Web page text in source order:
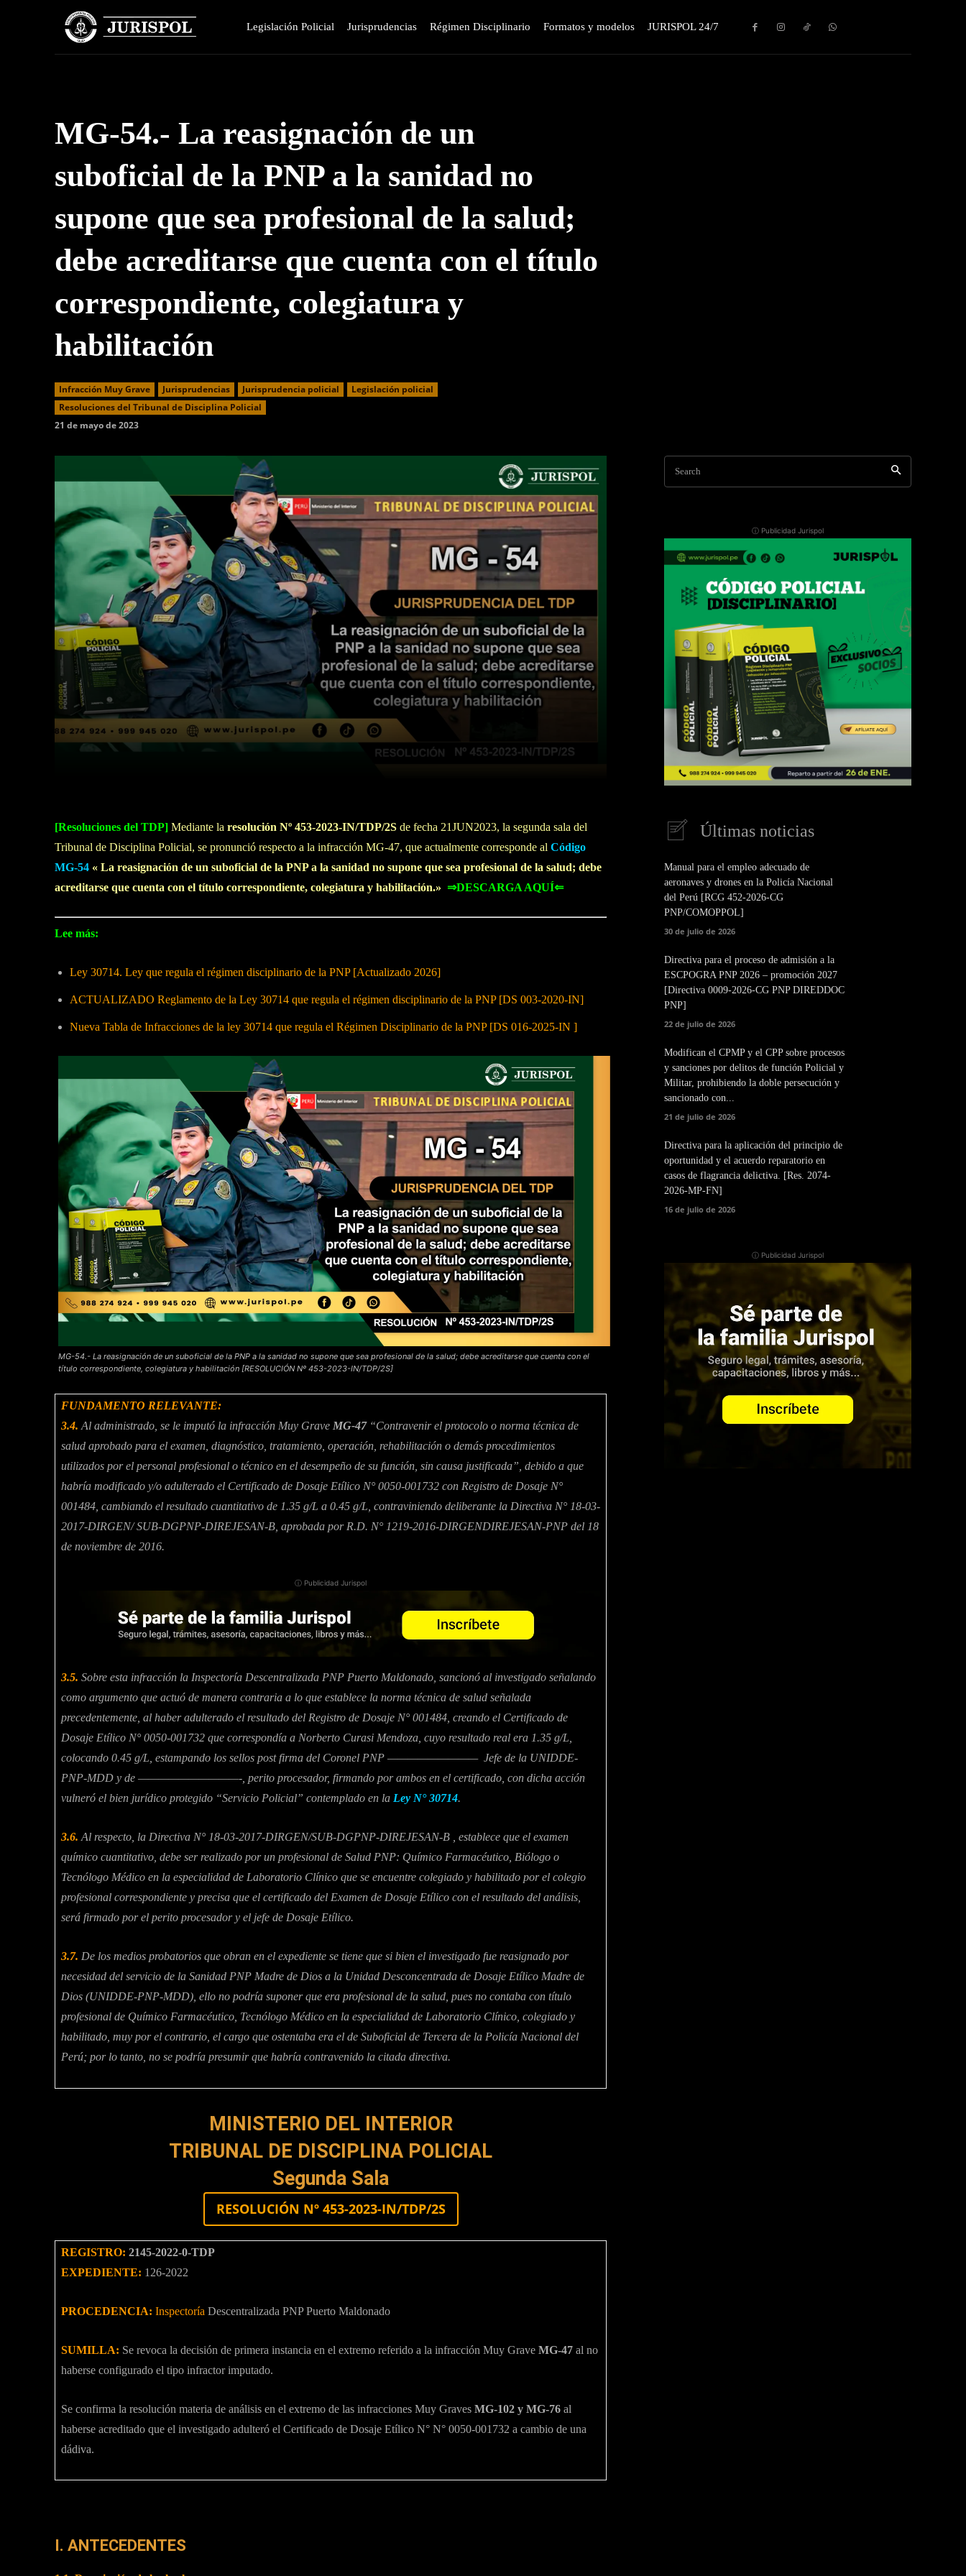
Legislación Policial Jurisprudencias Régimen Disciplinario Formatos y modelos JURISPOL 24/7
MG-54.- La reasignación de un
suboficial de la PNP a la sanidad no
supone que sea profesional de la salud;
debe acreditarse que cuenta con el título
correspondiente, colegiatura y
habilitación
Infracción Muy Grave Jurisprudencias Jurisprudencia policial
Legislación policial
Resoluciones del Tribunal de Disciplina Policial
21 de mayo de 2023
WhatsApp Linkedin
[Resoluciones del TDP] Mediante la resolución Nº 453-2023-IN/TDP/2S de fecha 21JUN2023, la segunda sala del
Tribunal de Disciplina Policial, se pronunció respecto a la infracción MG-47, que actualmente corresponde al Código
MG-54 « La reasignación de un suboficial de la PNP a la sanidad no supone que sea profesional de la salud; debe
acreditarse que cuenta con el título correspondiente, colegiatura y habilitación.» ⇒DESCARGA AQUÍ⇐
Lee más:
Ley 30714. Ley que regula el régimen disciplinario de la PNP [Actualizado 2026]
ACTUALIZADO Reglamento de la Ley 30714 que regula el régimen disciplinario de la PNP [DS 003-2020-IN]
Nueva Tabla de Infracciones de la ley 30714 que regula el Régimen Disciplinario de la PNP [DS 016-2025-IN ]
MG-54.- La reasignación de un suboficial de la PNP a la sanidad no supone que sea profesional de la salud; debe acreditarse que cuenta con el
título correspondiente, colegiatura y habilitación [RESOLUCIÓN Nº 453-2023-IN/TDP/2S]
FUNDAMENTO RELEVANTE:
3.4. Al administrado, se le imputó la infracción Muy Grave MG-47“Contravenir el protocolo o norma técnica de
salud aprobado para el examen, diagnóstico, tratamiento, operación, rehabilitación o demás procedimientos
utilizados por el personal profesional o técnico en el desempeño de su función, sin causa justificada”, debido a que
habría modificado y/o adulterado el Certificado de Dosaje Etílico N° 0050-001732 con Registro de Dosaje N°
001484, cambiando el resultado cuantitativo de 1.35 g/L a 0.45 g/L, contraviniendo deliberante la Directiva N° 18-03-
2017-DIRGEN/ SUB-DGPNP-DIREJESAN-B, aprobada por R.D. N° 1219-2016-DIRGENDIREJESAN-PNP del 18
de noviembre de 2016.
ⓘ Publicidad Jurispol
3.5. Sobre esta infracción la Inspectoría Descentralizada PNP Puerto Maldonado, sancionó al investigado señalando
como argumento que actuó de manera contraria a lo que establece la norma técnica de salud señalada
precedentemente, al haber adulterado el resultado del Registro de Dosaje N° 001484, creando el Certificado de
Dosaje Etílico N° 0050-001732 que correspondía a Norberto Curasi Mendoza, cuyo resultado real era 1.35 g/L,
colocando 0.45 g/L, estampando los sellos post firma del Coronel PNP ————————— Jefe de la UNIDDE-
PNP-MDD y de ——————————-, perito procesador, firmando por ambos en el certificado, con dicha acción
vulneró el bien jurídico protegido “Servicio Policial” contemplado en la Ley N° 30714.
3.6. Al respecto, la Directiva N° 18-03-2017-DIRGEN/SUB-DGPNP-DIREJESAN-B , establece que el examen
químico cuantitativo, debe ser realizado por un profesional de Salud PNP: Químico Farmacéutico, Biólogo o
Tecnólogo Médico en la especialidad de Laboratorio Clínico que se encuentre colegiado y habilitado por el colegio
profesional correspondiente y precisa que el certificado del Examen de Dosaje Etílico con el resultado del análisis,
será firmado por el perito procesador y el jefe de Dosaje Etílico.
3.7. De los medios probatorios que obran en el expediente se tiene que si bien el investigado fue reasignado por
necesidad del servicio de la Sanidad PNP Madre de Dios a la Unidad Desconcentrada de Dosaje Etílico Madre de
Dios (UNIDDE-PNP-MDD), ello no podría suponer que era profesional de la salud, pues no contaba con título
profesional de Químico Farmacéutico, Tecnólogo Médico en la especialidad de Laboratorio Clínico, colegiado y
habilitado, muy por el contrario, el cargo que ostentaba era el de Suboficial de Tercera de la Policía Nacional del
Perú; por lo tanto, no se podría presumir que habría contravenido la citada directiva.
MINISTERIO DEL INTERIOR
TRIBUNAL DE DISCIPLINA POLICIAL
Segunda Sala
RESOLUCIÓN Nº 453-2023-IN/TDP/2S
REGISTRO: 2145-2022-0-TDP
EXPEDIENTE: 126-2022
PROCEDENCIA: Inspectoría Descentralizada PNP Puerto Maldonado
SUMILLA: Se revoca la decisión de primera instancia en el extremo referido a la infracción Muy Grave MG-47 al no
haberse configurado el tipo infractor imputado.
Se confirma la resolución materia de análisis en el extremo de las infracciones Muy Graves MG-102 y MG-76 al
haberse acreditado que el investigado adulteró el Certificado de Dosaje Etílico N° N° 0050-001732 a cambio de una
dádiva.
I. ANTECEDENTES
Search
ⓘ Publicidad Jurispol
Últimas noticias
Manual para el empleo adecuado de
aeronaves y drones en la Policía Nacional
del Perú [RCG 452-2026-CG
PNP/COMOPPOL]
30 de julio de 2026
Directiva para el proceso de admisión a la
ESCPOGRA PNP 2026 – promoción 2027
[Directiva 0009-2026-CG PNP DIREDDOC
PNP]
22 de julio de 2026
Modifican el CPMP y el CPP sobre procesos
y sanciones por delitos de función Policial y
Militar, prohibiendo la doble persecución y
sancionado con...
21 de julio de 2026
Directiva para la aplicación del principio de
oportunidad y el acuerdo reparatorio en
casos de flagrancia delictiva. [Res. 2074-
2026-MP-FN]
16 de julio de 2026
ⓘ Publicidad Jurispol